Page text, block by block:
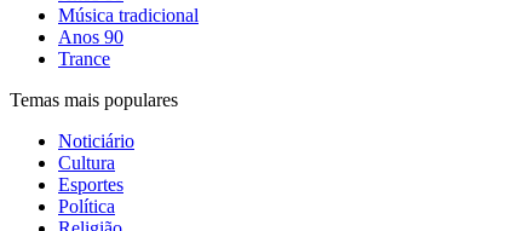
Música tradicional
Anos 90
Trance
Temas mais populares
Noticiário
Cultura
Esportes
Política